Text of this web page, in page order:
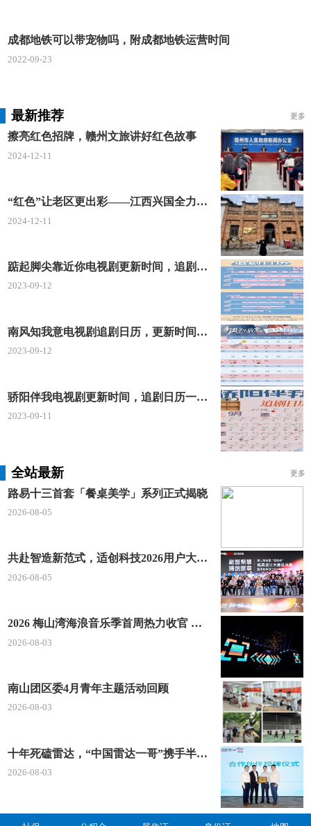
成都地铁可以带宠物吗，附成都地铁运营时间
2022-09-23
最新推荐 更多
擦亮红色招牌，赣州文旅讲好红色故事
2024-12-11
“红色”让老区更出彩——江西兴国全力打造红色文化传承发展创新示范区
2024-12-11
踮起脚尖靠近你电视剧更新时间，追剧日历及剧情简介
2023-09-12
南风知我意电视剧追剧日历，更新时间一览表
2023-09-12
骄阳伴我电视剧更新时间，追剧日历一览表
2023-09-11
全站最新 更多
路易十三首套「餐桌美学」系列正式揭晓
2026-08-05
共赴智造新范式，适创科技2026用户大会将于深圳启幕
2026-08-05
2026 梅山湾海浪音乐季首周热力收官 文体旅深度融合点燃滨海夏日经济
2026-08-03
南山团区委4月青年主题活动回顾
2026-08-03
十年死磕雷达，“中国雷达一哥”携手半导体龙头“重新发明毫米波”
2026-08-03